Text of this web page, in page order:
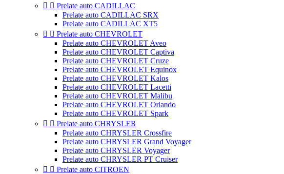
  Prelate auto CADILLAC
Prelate auto CADILLAC SRX
Prelate auto CADILLAC XT5
  Prelate auto CHEVROLET
Prelate auto CHEVROLET Aveo
Prelate auto CHEVROLET Captiva
Prelate auto CHEVROLET Cruze
Prelate auto CHEVROLET Equinox
Prelate auto CHEVROLET Kalos
Prelate auto CHEVROLET Lacetti
Prelate auto CHEVROLET Malibu
Prelate auto CHEVROLET Orlando
Prelate auto CHEVROLET Spark
  Prelate auto CHRYSLER
Prelate auto CHRYSLER Crossfire
Prelate auto CHRYSLER Grand Voyager
Prelate auto CHRYSLER Voyager
Prelate auto CHRYSLER PT Cruiser
  Prelate auto CITROEN